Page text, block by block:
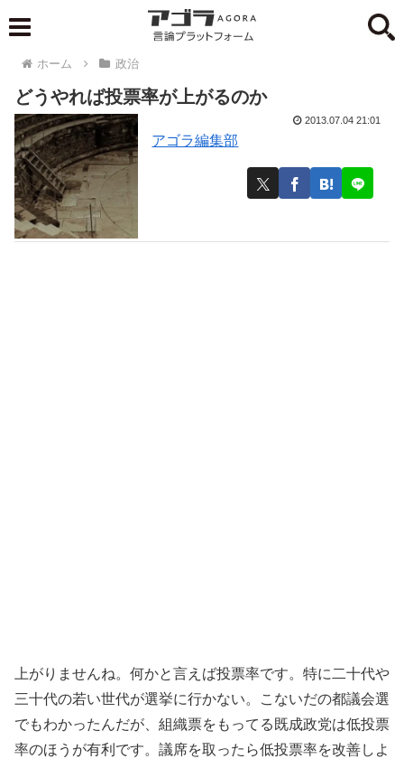
ホーム 政治
どうやれば投票率が上がるのか
アゴラ編集部
2013.07.04 21:01
上がりませんね。何かと言えば投票率です。特に二十代や
三十代の若い世代が選挙に行かない。こないだの都議会選
でもわかったんだが、組織票をもってる既成政党は低投票
率のほうが有利です。議席を取ったら低投票率を改善しよ